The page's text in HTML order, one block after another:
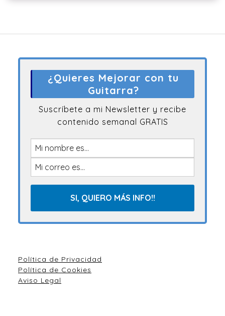
¿Quieres Mejorar con tu
Guitarra?
Suscríbete a mi Newsletter y recibe
contenido semanal GRATIS
Política de Privacidad
Política de Cookies
Aviso Legal